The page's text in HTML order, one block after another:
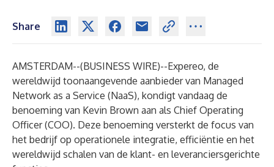
Share
AMSTERDAM--(BUSINESS WIRE)--Expereo, de
wereldwijd toonaangevende aanbieder van Managed
Network as a Service (NaaS), kondigt vandaag de
benoeming van Kevin Brown aan als Chief Operating
Officer (COO). Deze benoeming versterkt de focus van
het bedrijf op operationele integratie, efficiëntie en het
wereldwijd schalen van de klant- en leveranciersgerichte